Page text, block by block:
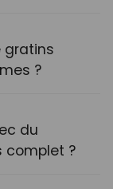
gratins
?
du
complet ?